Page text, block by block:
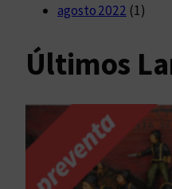
agosto 2022 (1)
Últimos